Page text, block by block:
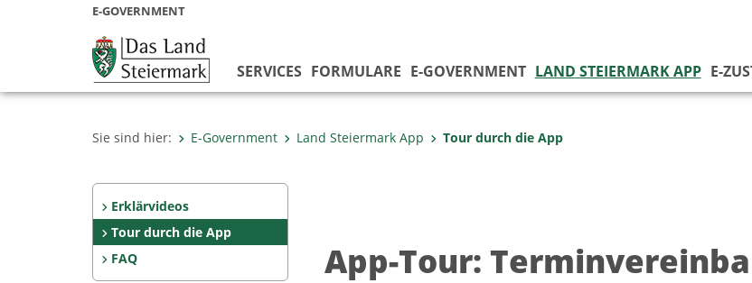
E-GOVERNMENT
SERVICES FORMULARE E-GOVERNMENT LAND STEIERMARK APP E-
Sie sind hier: E-Government Land Steiermark App Tour durch die App
Erklärvideos
Tour durch die App
FAQ
App-Tour: